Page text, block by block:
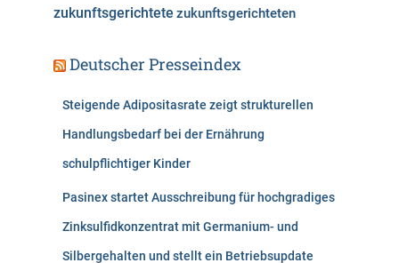
zukunftsgerichtete zukunftsgerichteten
Deutscher Presseindex
Steigende Adipositasrate zeigt strukturellen
Handlungsbedarf bei der Ernährung
schulpflichtiger Kinder
Pasinex startet Ausschreibung für hochgradiges
Zinksulfidkonzentrat mit Germanium- und
Silbergehalten und stellt ein Betriebsupdate